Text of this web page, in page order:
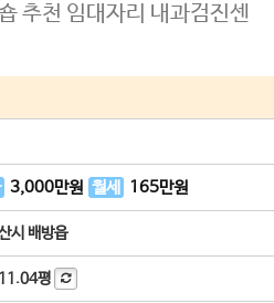
추천 임대자리 내과검진센
3,000만원 월세 165만원
시 배방읍
11.04평